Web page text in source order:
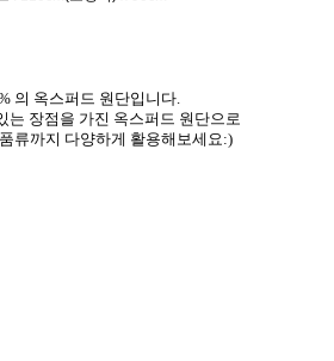
의 옥스퍼드 원단입니다.
는 장점을 가진 옥스퍼드 원단으로
류까지 다양하게 활용해보세요:)